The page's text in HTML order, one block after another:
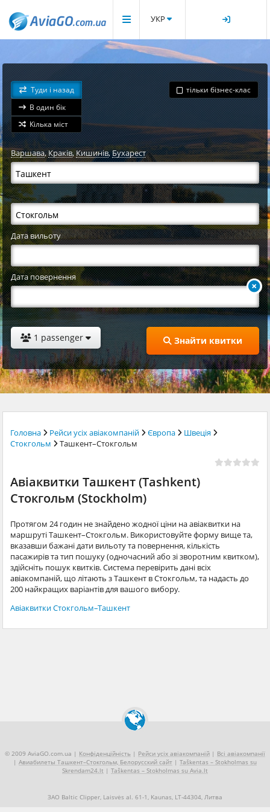
УКР
Туди і назад
В один бік
Кілька міст
тільки бізнес-клас
Варшава,Краків,Кишинів,Бухарест
Дата вильоту
Дата повернення
1 passenger Знайти квитки
Головна Рейси усіх авіакомпаній Європа
Швеція
Стокгольм
Ташкент–Стокгольм
Авіаквитки Ташкент (Tashkent)
Стокгольм (Stockholm)
Протягом 24 годин не знайдено жодної ціни на авіаквитки на
маршруті Ташкент–Стокгольм. Використовуйте форму вище та,
вказавши бажані дати вильоту та повернення, кількість
пасажирів та тип пошуку (одночасний або зі зворотним квитком),
здійсніть пошук квитків. Система перевірить дані всіх
авіакомпаній, що літають з Ташкент в Стокгольм, та надасть до
200 найкращих варіантів для вашого вибору.
Авіаквитки Стокгольм–Ташкент
© 2009 AviaGO.com.ua | Конфіденційність | Рейси усіх авіакомпаній | Всі авіакомпанії
| Авиабилеты Ташкент–Стокгольм, Белорусский сайт | Taškentas – Stokholmas su
Skrendam24.lt | Taškentas – Stokholmas su Avia.lt
ЗАО Baltic Clipper, Laisvės al. 61-1, Kaunas, LT-44304, Литва